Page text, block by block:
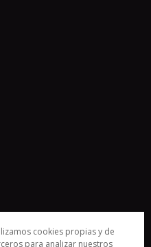
cookies propias y de
para analizar nuestros